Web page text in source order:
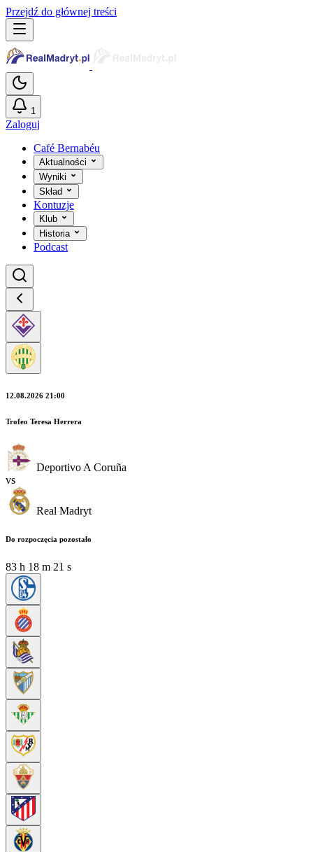
Przejdź do głównej treści
1
Zaloguj
Café Bernabéu
Aktualności
Wyniki
Skład
Kontuzje
Klub
Historia
Podcast
12.08.2026 21:00
Trofeo Teresa Herrera
Deportivo A Coruña
vs
Real Madryt
Do rozpoczęcia pozostało
83 h 18 m 19 s